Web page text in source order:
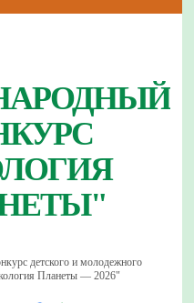
детского и молодежного
Планеты — 2026"